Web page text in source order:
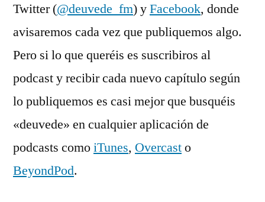
Twitter (@deuvede_fm) yFacebook, donde
avisaremos cada vez que publiquemos algo.
Pero si lo que queréis es suscribiros al
podcast y recibir cada nuevo capítulo según
lo publiquemos es casi mejor que busquéis
«deuvede» en cualquier aplicación de
podcasts comoiTunes, Overcasto
BeyondPod.